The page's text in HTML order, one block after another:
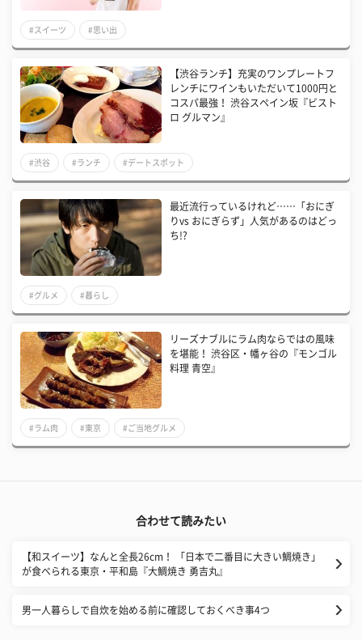
#スイーツ #思い出
【渋谷ランチ】充実のワンプレートフ
レンチにワインもいただいて1000円と
コスパ最強！ 渋谷スペイン坂『ビスト
ロ グルマン』
#渋谷 #ランチ #デートスポット
最近流行っているけれど……「おにぎ
りvs おにぎらず」人気があるのはどっ
ち!?
#グルメ #暮らし
リーズナブルにラム肉ならではの風味
を堪能！ 渋谷区・幡ヶ谷の『モンゴル
料理 青空』
#ラム肉 #東京 #ご当地グルメ
合わせて読みたい
【和スイーツ】なんと全長26cm！ 「日本で二番目に大きい鯛焼き」
が食べられる東京・平和島『大鯛焼き 勇吉丸』
男一人暮らしで自炊を始める前に確認しておくべき事4つ